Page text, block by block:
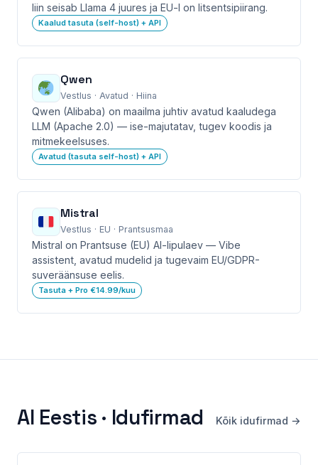
liin seisab Llama 4 juures ja EU-l on litsentsipiirang.
Kaalud tasuta (self-host) + API
Qwen
Vestlus · Avatud · Hiina
Qwen (Alibaba) on maailma juhtiv avatud kaaludega
LLM (Apache 2.0) — ise-majutatav, tugev koodis ja
mitmekeelsuses.
Avatud (tasuta self-host) + API
Mistral
Vestlus · EU · Prantsusmaa
Mistral on Prantsuse (EU) AI-lipulaev — Vibe
assistent, avatud mudelid ja tugevaim EU/GDPR-
suveräänsuse eelis.
Tasuta + Pro €14.99/kuu
AI Eestis · Idufirmad Kõik idufirmad →